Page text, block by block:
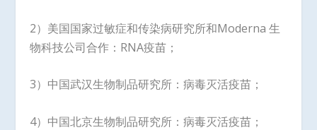
2）美国国家过敏症和传染病研究所和Moderna 生
物科技公司合作：RNA疫苗；
3）中国武汉生物制品研究所：病毒灭活疫苗；
4）中国北京生物制品研究所：病毒灭活疫苗；